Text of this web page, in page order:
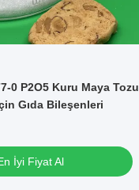
0 P2O5 Kuru Maya Tozu
Gıda Bileşenleri
İyi Fiyat Al